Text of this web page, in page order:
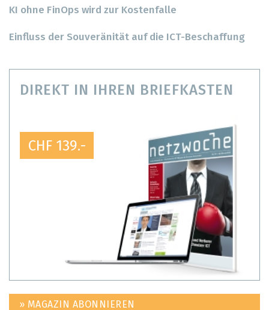
KI ohne FinOps wird zur Kostenfalle
Einfluss der Souveränität auf die ICT-Beschaffung
DIREKT IN IHREN BRIEFKASTEN
CHF 139.-
» MAGAZIN ABONNIEREN